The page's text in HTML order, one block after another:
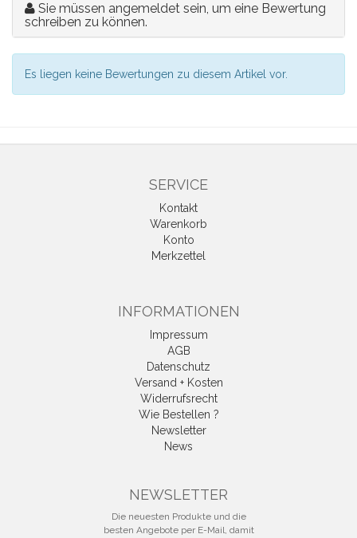
Sie müssen angemeldet sein, um eine Bewertung
schreiben zu können.
Es liegen keine Bewertungen zu diesem Artikel vor.
SERVICE
Kontakt
Warenkorb
Konto
Merkzettel
INFORMATIONEN
Impressum
AGB
Datenschutz
Versand + Kosten
Widerrufsrecht
Wie Bestellen ?
Newsletter
News
NEWSLETTER
Die neuesten Produkte und die
besten Angebote per E-Mail, damit